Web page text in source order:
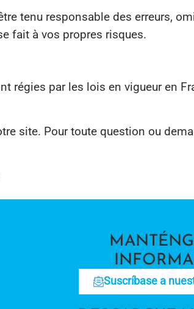
tenu responsable des erreurs,
fait à vos propres risques.
régies par les lois en vigueur en
site. Pour toute question ou
Suscríbase a